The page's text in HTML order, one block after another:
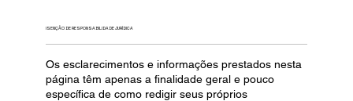
Os esclarecimentos e informações prestados nesta
página têm apenas a finalidade geral e pouco
específica de como redigir seus próprios
ISENÇÃO DE RESPONSABILIDADE JURÍDICA